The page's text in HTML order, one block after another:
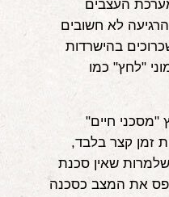
העצבים
לא חשובים
בהישרדות
"לחץ" כמו
"מסכני חיים"
זמן קצר בלבד,
שאין סכנת
את המצב כסכנה